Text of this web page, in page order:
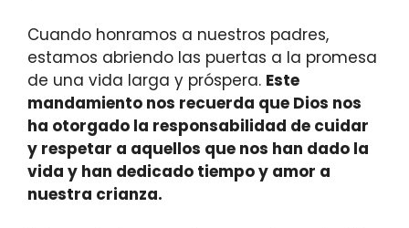
Cuando honramos a nuestros padres,
estamos abriendo las puertas a la promesa
de una vida larga y próspera. Este
mandamiento nos recuerda que Dios nos
ha otorgado la responsabilidad de cuidar
y respetar a aquellos que nos han dado la
vida y han dedicado tiempo y amor a
nuestra crianza.